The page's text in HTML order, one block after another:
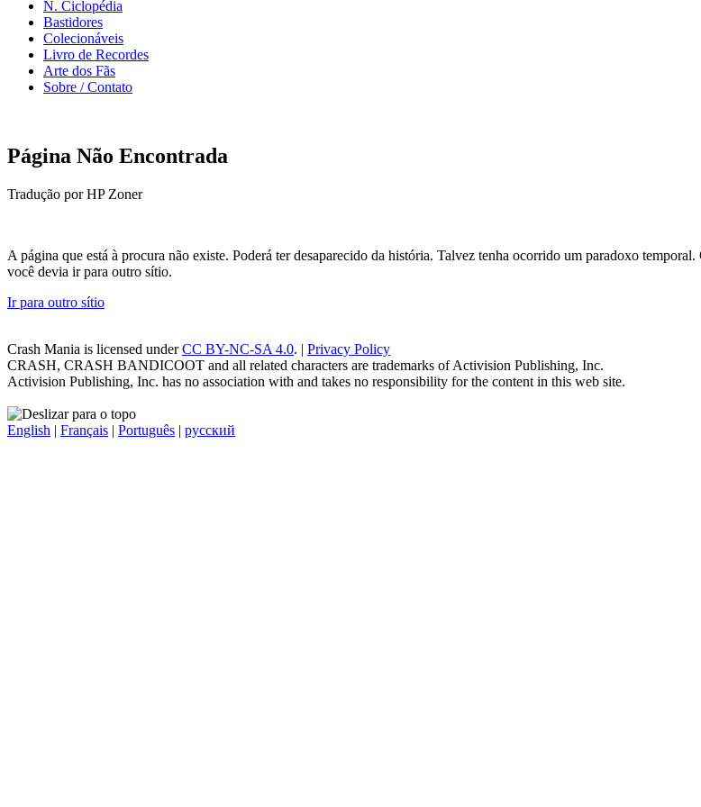
N. Ciclopédia
Bastidores
Colecionáveis
Livro de Recordes
Arte dos Fãs
Sobre / Contato
Página Não Encontrada
Tradução por HP Zoner
A página que está à procura não existe. Poderá ter desaparecido da história. Talvez tenha ocorrido um paradoxo
você devia ir para outro sítio.
Ir para outro sítio
Crash Mania is licensed underCC BY-NC-SA 4.0. | Privacy Policy
CRASH, CRASH BANDICOOT and all related characters are trademarks of Activision Publishing, Inc.
Activision Publishing, Inc. has no association with and takes no responsibility for the content in this web site.
English | Français | Português | русский